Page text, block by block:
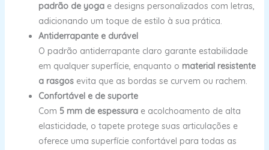
padrão de yogae designs personalizados com letras,
adicionando um toque de estilo à sua prática.
Antiderrapante e durável
O padrão antiderrapante claro garante estabilidade
em qualquer superfície, enquanto o material resistente
a rasgosevita que as bordas se curvem ou rachem.
Confortável e de suporte
Com 5 mm de espessurae acolchoamento de alta
elasticidade, o tapete protege suas articulações e
oferece uma superfície confortável para todas as